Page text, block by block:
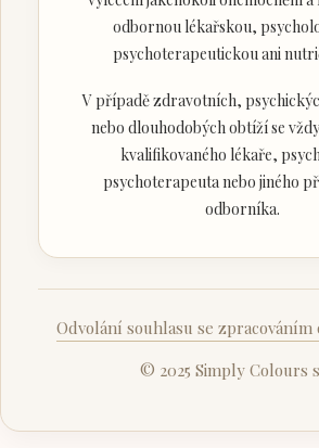
odbornou lékařskou,
psychoterapeutickou ani
V případě zdravotních,
nebo dlouhodobých obtíží se
kvalifikovaného lékaře,
psychoterapeuta nebo jiného
odborníka.
Odvolání souhlasu se zpracováním
© 2025 Simply Colours